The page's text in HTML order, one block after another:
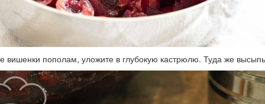
вишенки пополам, уложите в глубокую кастрюлю. Туда же